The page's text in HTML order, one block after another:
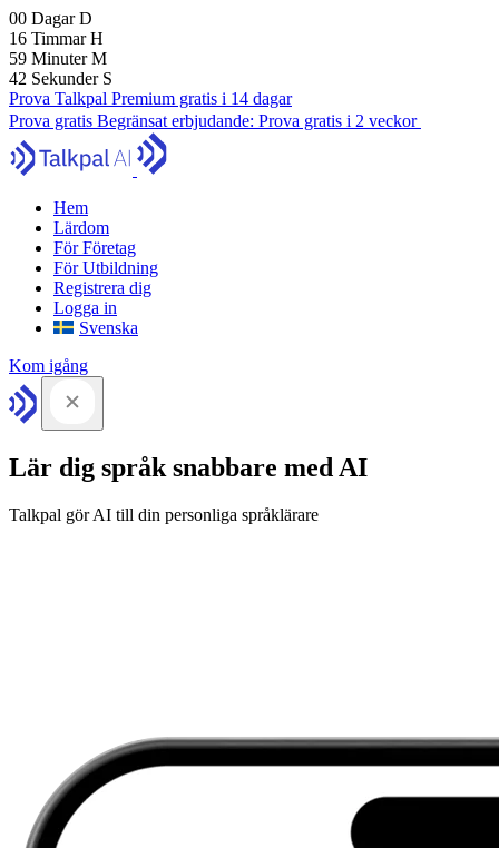
00 DagarD
16 TimmarH
59 MinuterM
41 Sekunder S
Prova Talkpal Premium gratis i 14 dagar
Prova gratis Begränsat erbjudande: Prova gratis i 2 veckor
Hem
Lärdom
För Företag
För Utbildning
Registrera dig
Logga in
Svenska
Kom igång
Lär dig språk snabbare med AI
Talkpal gör AI till din personliga språklärare